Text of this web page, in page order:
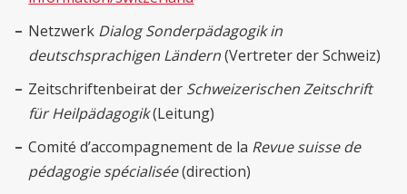
Netzwerk Dialog Sonderpädagogik in
deutschsprachigen Ländern(Vertreter der Schweiz)
Zeitschriftenbeirat der Schweizerischen Zeitschrift
für Heilpädagogik(Leitung)
Comité d’accompagnement de la Revue suisse de
pédagogie spécialisée(direction)